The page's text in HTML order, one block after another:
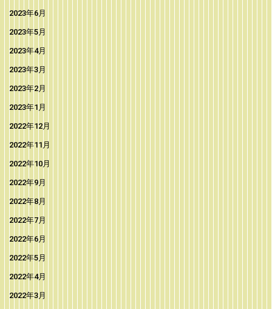
2023年6月
2023年5月
2023年4月
2023年3月
2023年2月
2023年1月
2022年12月
2022年11月
2022年10月
2022年9月
2022年8月
2022年7月
2022年6月
2022年5月
2022年4月
2022年3月